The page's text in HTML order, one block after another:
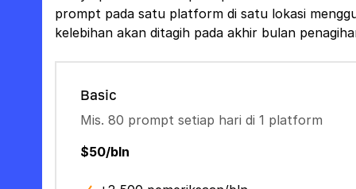
prompt pada satu platform di satu lokasi
kelebihan akan ditagih pada akhir bulan
Basic
Mis. 80 prompt setiap hari di 1 platform
$50/bln